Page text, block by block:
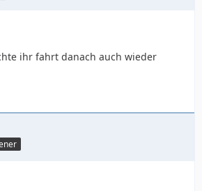
ihr fahrt danach auch wieder